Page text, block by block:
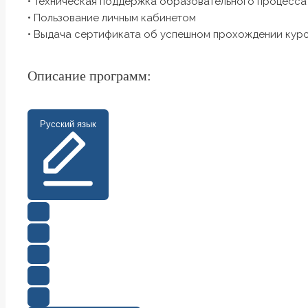
•‎ Пользование личным кабинетом
•‎ Выдача сертификата об успешном прохождении
Описание программ: